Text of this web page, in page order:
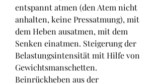
entspannt atmen (den Atem nicht
anhalten, keine Pressatmung), mit
dem Heben ausatmen, mit dem
Senken einatmen. Steigerung der
Belastungsintensität mit Hilfe von
Gewichtsmanschetten.
Beinrückheben aus der